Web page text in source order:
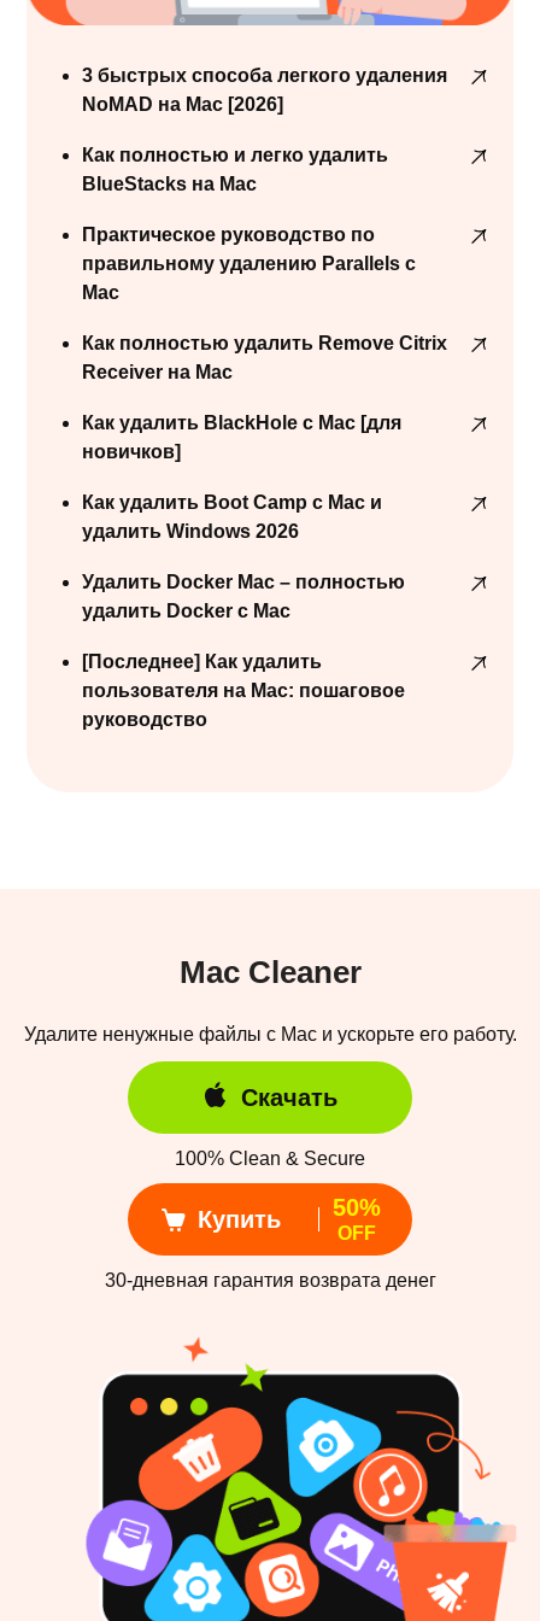
3 быстрых способа легкого удаления
NoMAD на Mac [2026]
Как полностью и легко удалить
BlueStacks на Mac
Практическое руководство по
правильному удалению Parallels с
Mac
Как полностью удалить Remove Citrix
Receiver на Mac
Как удалить BlackHole с Mac [для
новичков]
Как удалить Boot Camp с Mac и
удалить Windows 2026
Удалить Docker Mac – полностью
удалить Docker с Mac
[Последнее] Как удалить
пользователя на Mac: пошаговое
руководство
Mac Cleaner
Удалите ненужные файлы с Mac и ускорьте его работу.
Скачать
100% Clean & Secure
Купить 50%
OFF
30-дневная гарантия возврата денег